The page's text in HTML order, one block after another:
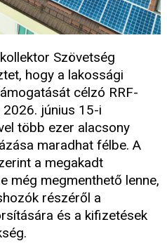
Szövetség
hogy a lakossági
célzó RRF-
június 15-i
több ezer alacsony
maradhat félbe. A
a megakadt
még megmenthető lenne,
részéről a
és a kifizetések